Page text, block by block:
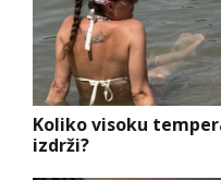
Koliko visoku
izdrži?